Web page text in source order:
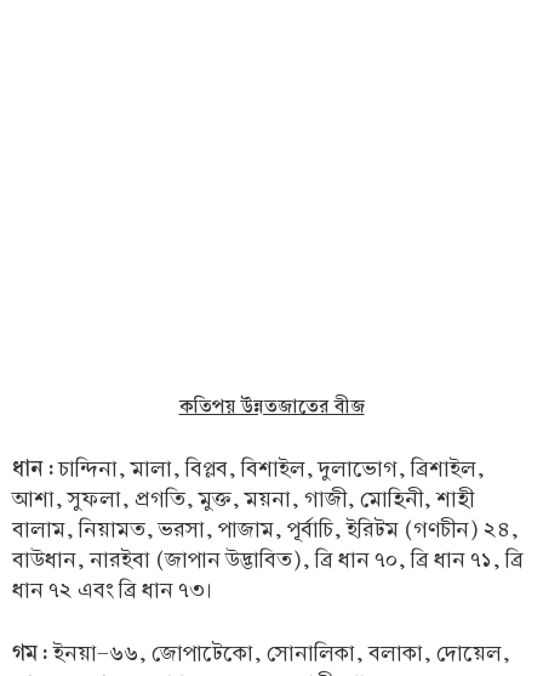
কতিপয় উন্নতজাতের বীজ
ধান :চান্দিনা, মালা, বিপ্লব, বিশাইল, দুলাভোগ, ব্রিশাইল,
আশা, সুফলা, প্রগতি, মুক্ত, ময়না, গাজী, মোহিনী, শাহী
বালাম, নিয়ামত, ভরসা, পাজাম, পূর্বাচি, ইরিটম (গণচীন) ২৪,
বাউধান, নারইবা (জাপান উদ্ভাবিত), ব্রি ধান ৭০, ব্রি ধান ৭১, ব্রি
ধান ৭২ এবং ব্রি ধান ৭৩।
গম :ইনয়া-৬৬, জোপাটেকো, সোনালিকা, বলাকা, দোয়েল,